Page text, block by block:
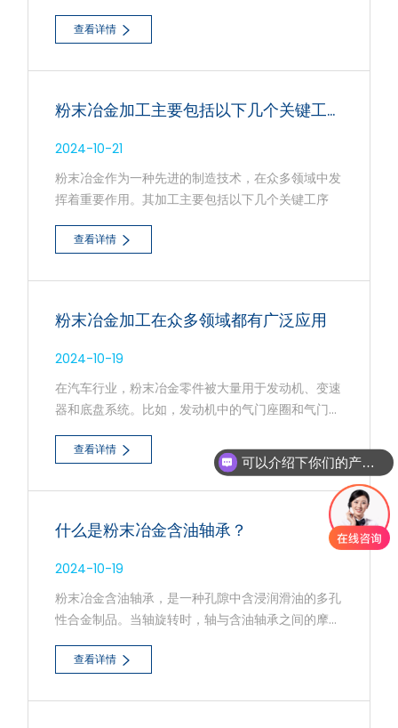
为众多领域的应用提供了可靠的解决方案。
查看详情
粉末冶金加工主要包括以下几个关键工序？
2024-10-21
粉末冶金作为一种先进的制造技术，在众多领域中发
挥着重要作用。其加工主要包括以下几个关键工序
查看详情
粉末冶金加工在众多领域都有广泛应用
2024-10-19
在汽车行业，粉末冶金零件被大量用于发动机、变速
器和底盘系统。比如，发动机中的气门座圈和气门导
管采用粉末冶金工艺制造，其良好的耐磨性和自润滑
性可以有效减少部件间的摩擦损耗，提高发动机的效
查看详情
什么是粉末冶金含油轴承？
2024-10-19
粉末冶金含油轴承，是一种孔隙中含浸润滑油的多孔
性合金制品。当轴旋转时，轴与含油轴承之间的摩擦
会使轴承温度升高，同时产生泵吸作用。此时，润滑
油会从含油轴承的内径或外径摩擦表面渗出；而当轴
查看详情
可以介绍下你们的产品么